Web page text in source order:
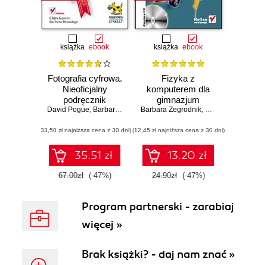
książka ebook
Fotografia cyfrowa.
Nieoficjalny
podręcznik
David Pogue, Barbara Brundage ,Andy Rathbone,Chris Grove
(33,50 zł najniższa cena z 30 dni)
35.51 zł
67.00zł (-47%)
książka ebook
Fizyka z
komputerem dla
gimnazjum
Barbara Zegrodnik, Łukasz Zegrodnik
(12,45 zł najniższa cena z 30 dni)
13.20 zł
24.90zł (-47%)
Program partnerski - zarabiaj
więcej »
Brak książki? - daj nam znać »